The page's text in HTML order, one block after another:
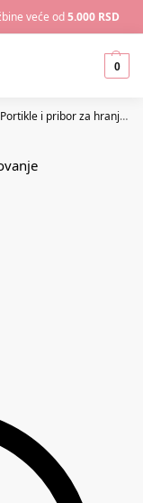
veće od5.000 RSD
0
Portikle i pribor za hranjenje